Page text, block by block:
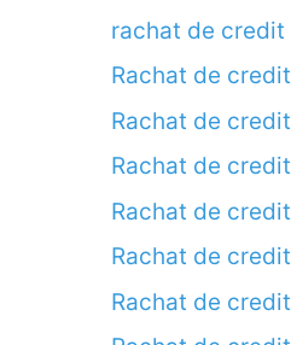
rachat de credit
Rachat de
Rachat de
Rachat de
Rachat de
Rachat de
Rachat de